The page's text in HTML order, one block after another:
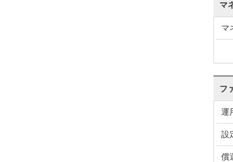
マ
マ
フ
運
設
償